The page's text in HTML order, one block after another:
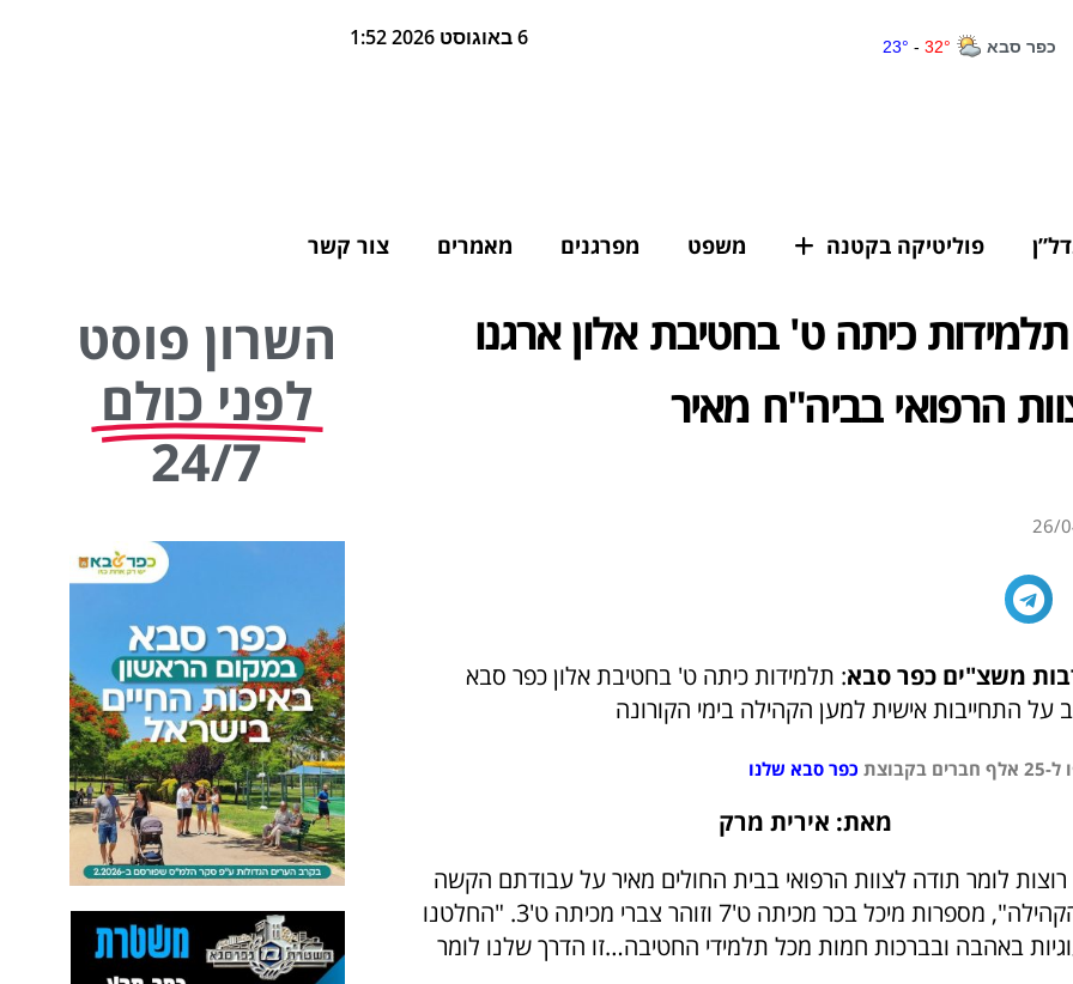
6 באוגוסט 2026 1:52
פוליטיקה בקטנה משפט מפרגנים מאמרים צור קשר
כיתה ט' בחטיבת אלון ארגנו
הרפואי בביה"ח מאיר
26/
משצ"ים כפר סבא: תלמידות כיתה ט' בחטיבת אלון כפר סבא
התחייבות אישית למען הקהילה בימי הקורונה
כפר סבא שלנו
מאת: אירית מרק
לומר תודה לצוות הרפואי בבית החולים מאיר על עבודתם הקשה
ומסירותם לנו הקהילה", מספרות מיכל בכר מכיתה ט'7 וזוהר צברי מכיתה ט'3. "החלטנו
באהבה ובברכות חמות מכל תלמידי החטיבה…זו הדרך שלנו לומר
השרון פוסט
לפני כולם
24/7